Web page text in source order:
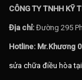
CÔNG TY TNHH KỸ
Địa chỉ: Đường 295
Hotline: Mr.Khương
sửa chữa điều hòa